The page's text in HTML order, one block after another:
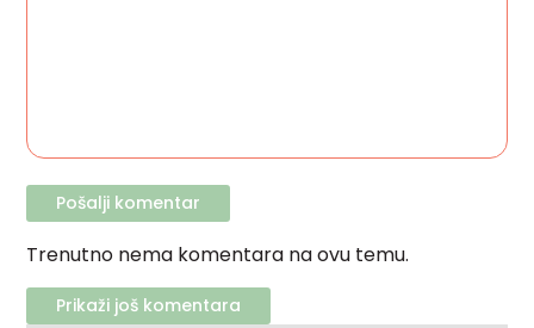
Trenutno nema komentara na ovu temu.
Prikaži još komentara